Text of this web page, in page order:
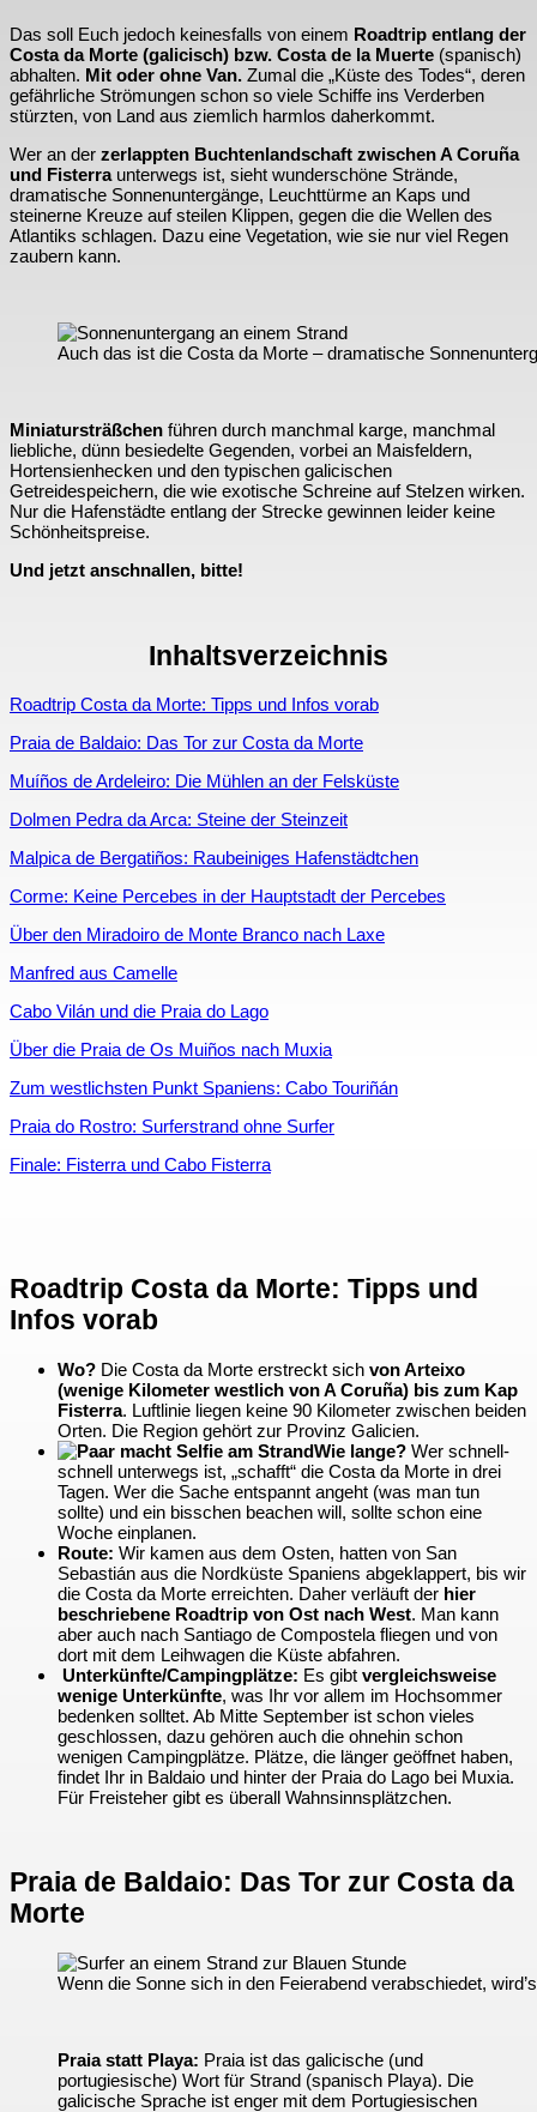
Das soll Euch jedoch keinesfalls von einem Roadtrip entlang der
Costa da Morte (galicisch) bzw. Costa de la Muerte (spanisch)
abhalten. Mit oder ohne Van. Zumal die „Küste des Todes“, deren
gefährliche Strömungen schon so viele Schiffe ins Verderben
stürzten, von Land aus ziemlich harmlos daherkommt.
Wer an der zerlappten Buchtenlandschaft zwischen A Coruña
und Fisterraunterwegs ist, sieht wunderschöne Strände,
dramatische Sonnenuntergänge, Leuchttürme an Kaps und
steinerne Kreuze auf steilen Klippen, gegen die die Wellen des
Atlantiks schlagen. Dazu eine Vegetation, wie sie nur viel Regen
zaubern kann.
Auch das ist die Costa da Morte – dramatische
Miniatursträßchen führen durch manchmal karge, manchmal
liebliche, dünn besiedelte Gegenden, vorbei an Maisfeldern,
Hortensienhecken und den typischen galicischen
Getreidespeichern, die wie exotische Schreine auf Stelzen wirken.
Nur die Hafenstädte entlang der Strecke gewinnen leider keine
Schönheitspreise.
Und jetzt anschnallen, bitte!
Inhaltsverzeichnis
Roadtrip Costa da Morte: Tipps und Infos vorab
Praia de Baldaio: Das Tor zur Costa da Morte
Muíños de Ardeleiro: Die Mühlen an der Felsküste
Dolmen Pedra da Arca: Steine der Steinzeit
Malpica de Bergatiños: Raubeiniges Hafenstädtchen
Corme: Keine Percebes in der Hauptstadt der Percebes
Über den Miradoiro de Monte Branco nach Laxe
Manfred aus Camelle
Cabo Vilán und die Praia do Lago
Über die Praia de Os Muiños nach Muxia
Zum westlichsten Punkt Spaniens: Cabo Touriñán
Praia do Rostro: Surferstrand ohne Surfer
Finale: Fisterra und Cabo Fisterra
Roadtrip Costa da Morte: Tipps und
Infos vorab
Wo? Die Costa da Morte erstreckt sich von Arteixo
(wenige Kilometer westlich von A Coruña) bis zum Kap
Fisterra. Luftlinie liegen keine 90 Kilometer zwischen beiden
Orten. Die Region gehört zur Provinz Galicien.
Wie lange? Wer schnell-
schnell unterwegs ist, „schafft“ die Costa da Morte in drei
Tagen. Wer die Sache entspannt angeht (was man tun
sollte) und ein bisschen beachen will, sollte schon eine
Woche einplanen.
Route: Wir kamen aus dem Osten, hatten von San
Sebastián aus die Nordküste Spaniens abgeklappert, bis wir
die Costa da Morte erreichten. Daher verläuft der hier
beschriebene Roadtrip von Ost nach West. Man kann
aber auch nach Santiago de Compostela fliegen und von
dort mit dem Leihwagen die Küste abfahren.
Unterkünfte/Campingplätze: Es gibt vergleichsweise
wenige Unterkünfte, was Ihr vor allem im Hochsommer
bedenken solltet. Ab Mitte September ist schon vieles
geschlossen, dazu gehören auch die ohnehin schon
wenigen Campingplätze. Plätze, die länger geöffnet haben,
findet Ihr in Baldaio und hinter der Praia do Lago bei Muxia.
Für Freisteher gibt es überall Wahnsinnsplätzchen.
Praia de Baldaio: Das Tor zur Costa da
Morte
Wenn die Sonne sich in den Feierabend verabschiedet,
Praia statt Playa: Praia ist das galicische (und
portugiesische) Wort für Strand (spanisch Playa). Die
galicische Sprache ist enger mit dem Portugiesischen